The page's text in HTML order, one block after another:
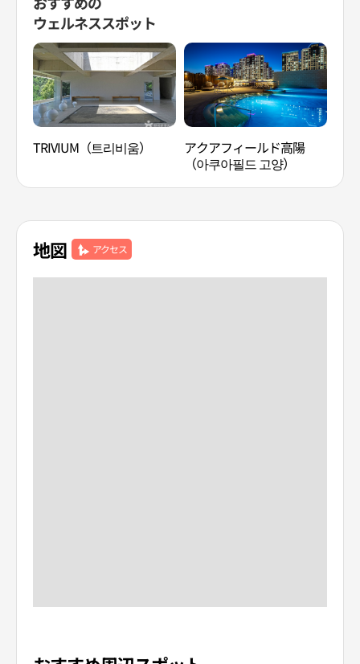
ウェルネススポット
TRIVIUM（트리비움）
アクアフィールド高陽
（아쿠아필드 고양）
地図 アクセス